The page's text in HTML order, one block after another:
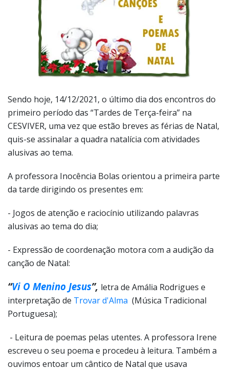
Sendo hoje, 14/12/2021, o último dia dos encontros do
primeiro período das “Tardes de Terça-feira” na
CESVIVER, uma vez que estão breves as férias de Natal,
quis-se assinalar a quadra natalícia com atividades
alusivas ao tema.
A professora Inocência Bolas orientou a primeira parte
da tarde dirigindo os presentes em:
- Jogos de atenção e raciocínio utilizando palavras
alusivas ao tema do dia;
- Expressão de coordenação motora com a audição da
canção de Natal:
“Vi O Menino Jesus”, letra de Amália Rodrigues e
interpretação de Trovar d'Alma (Música Tradicional
Portuguesa);
- Leitura de poemas pelas utentes. A professora Irene
escreveu o seu poema e procedeu à leitura. Também a
ouvimos entoar um cântico de Natal que usava